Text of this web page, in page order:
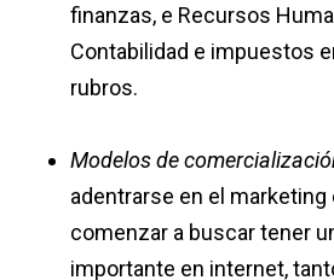
finanzas, e Recursos
Contabilidad e impuestos
rubros.
Modelos de
adentrarse en el marketing
comenzar a buscar tener
importante en internet,